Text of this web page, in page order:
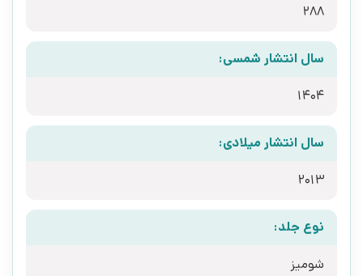
288
سال انتشار شمسی:
1404
سال انتشار میلادی:
2013
نوع جلد:
شومیز